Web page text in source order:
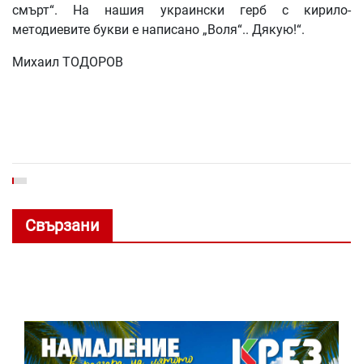
смърт“. На нашия украински герб с кирило-
методиевите букви е написано „Воля“.. Дякую!“.
Михаил ТОДОРОВ
Свързани